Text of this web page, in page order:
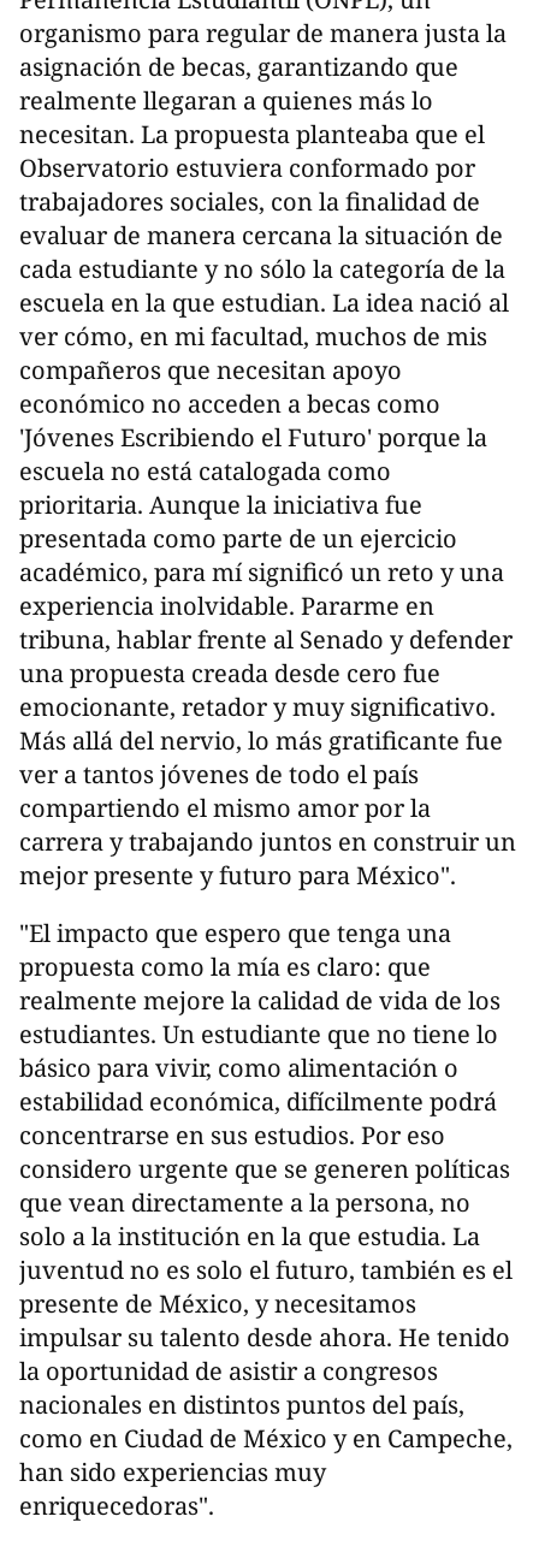
organismo para regular de manera justa la
asignación de becas, garantizando que
realmente llegaran a quienes más lo
necesitan. La propuesta planteaba que el
Observatorio estuviera conformado por
trabajadores sociales, con la finalidad de
evaluar de manera cercana la situación de
cada estudiante y no sólo la categoría de la
escuela en la que estudian. La idea nació al
ver cómo, en mi facultad, muchos de mis
compañeros que necesitan apoyo
económico no acceden a becas como
'Jóvenes Escribiendo el Futuro' porque la
escuela no está catalogada como
prioritaria. Aunque la iniciativa fue
presentada como parte de un ejercicio
académico, para mí significó un reto y una
experiencia inolvidable. Pararme en
tribuna, hablar frente al Senado y defender
una propuesta creada desde cero fue
emocionante, retador y muy significativo.
Más allá del nervio, lo más gratificante fue
ver a tantos jóvenes de todo el país
compartiendo el mismo amor por la
carrera y trabajando juntos en construir un
mejor presente y futuro para México".
"El impacto que espero que tenga una
propuesta como la mía es claro: que
realmente mejore la calidad de vida de los
estudiantes. Un estudiante que no tiene lo
básico para vivir, como alimentación o
estabilidad económica, difícilmente podrá
concentrarse en sus estudios. Por eso
considero urgente que se generen políticas
que vean directamente a la persona, no
solo a la institución en la que estudia. La
juventud no es solo el futuro, también es el
presente de México, y necesitamos
impulsar su talento desde ahora. He tenido
la oportunidad de asistir a congresos
nacionales en distintos puntos del país,
como en Ciudad de México y en Campeche,
han sido experiencias muy
enriquecedoras".